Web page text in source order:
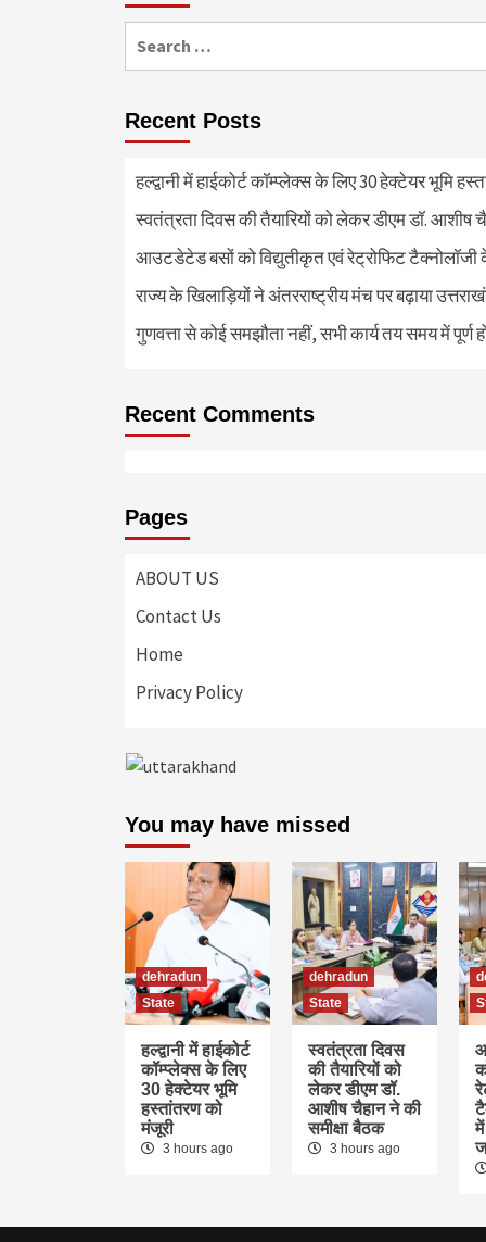
for:
Recent Posts
हल्द्वानी में हाईकोर्ट कॉम्प्लेक्स के लिए 30 हेक्टेयर भूमि
स्वतंत्रता दिवस की तैयारियों को लेकर डीएम डॉ. आशीष
आउटडेटेड बसों को विद्युतीकृत एवं रेट्रोफिट टैक्नोलाॅजी
राज्य के खिलाड़ियों ने अंतरराष्ट्रीय मंच पर बढ़ाया
गुणवत्ता से कोई समझौता नहीं, सभी कार्य तय समय में पूर्ण
Recent Comments
Pages
ABOUT US
Contact Us
Home
Privacy Policy
You may have missed
dehradun
State
हल्द्वानी में हाईकोर्ट
कॉम्प्लेक्स के लिए
30 हेक्टेयर भूमि
हस्तांतरण को
मंजूरी
3 hours ago
dehradun
State
स्वतंत्रता दिवस
की तैयारियों को
लेकर डीएम डॉ.
आशीष चैहान ने की
समीक्षा बैठक
3 hours ago
में